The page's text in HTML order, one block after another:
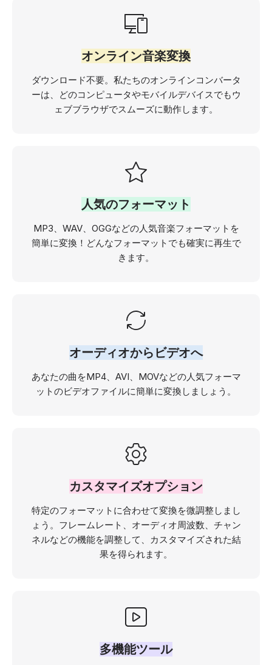
オンライン音楽変換
ダウンロード不要。私たちのオンラインコンバータ
ーは、どのコンピュータやモバイルデバイスでもウ
ェブブラウザでスムーズに動作します。
人気のフォーマット
MP3、WAV、OGGなどの人気音楽フォーマットを
簡単に変換！どんなフォーマットでも確実に再生で
きます。
オーディオからビデオへ
あなたの曲をMP4、AVI、MOVなどの人気フォーマ
ットのビデオファイルに簡単に変換しましょう。
カスタマイズオプション
特定のフォーマットに合わせて変換を微調整しまし
ょう。フレームレート、オーディオ周波数、チャン
ネルなどの機能を調整して、カスタマイズされた結
果を得られます。
多機能ツール